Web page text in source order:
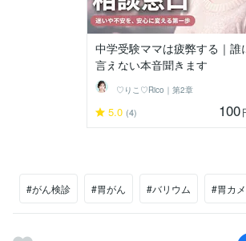
中学受験ママは疲弊する｜誰
言えない本音聞きます
♡りこ♡Rico｜第2章
5.0 (4) 100
#がん検診 #胃がん #バリウム #胃カ